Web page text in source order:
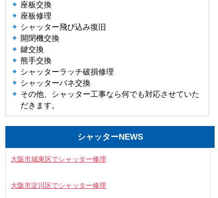
座板交換
座板修理
シャッター飛び込み復旧
開閉機交換
鍵交換
熊手交換
シャッターラッチ破損修理
シャッターバネ交換
その他、シャッター工事なら何でも対応させていた
だきます。
シャッターNEWS
大阪市城東区でシャッター修理
大阪市淀川区でシャッター修理